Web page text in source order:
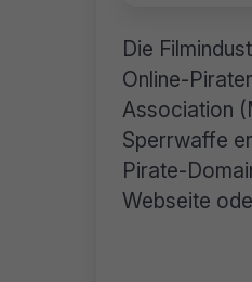
Die
Online-
Association
Sperrwaffe
Pirate-
Webseite